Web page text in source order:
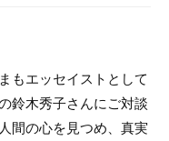
もエッセイストとして
鈴木秀子さんにご対談
間の心を見つめ、真実